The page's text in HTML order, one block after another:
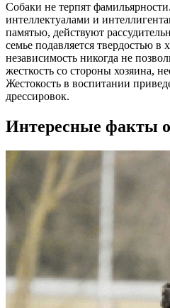
Собаки не терпят
интеллектуалами и
памятью, действуют
семье подавляется твердостью в
независимость никогда не
жесткость со стороны хозяина,
Жестокость в воспитании
дрессировок.
Интересные факты о